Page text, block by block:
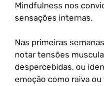
Mindfulness nos
sensações internas.
Nas primeiras
notar tensões
despercebidas, ou
emoção como raiva